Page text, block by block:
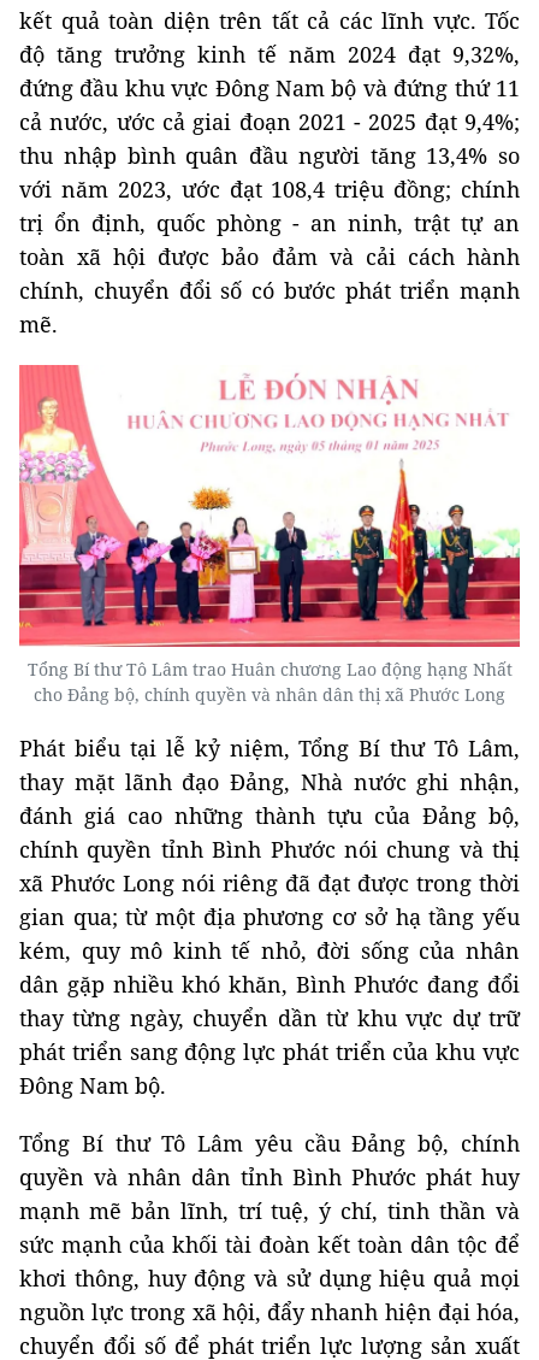
kết quả toàn diện trên tất cả các lĩnh vực. Tốc
độ tăng trưởng kinh tế năm 2024 đạt 9,32%,
đứng đầu khu vực Đông Nam bộ và đứng thứ 11
cả nước, ước cả giai đoạn 2021 - 2025 đạt 9,4%;
thu nhập bình quân đầu người tăng 13,4% so
với năm 2023, ước đạt 108,4 triệu đồng; chính
trị ổn định, quốc phòng - an ninh, trật tự an
toàn xã hội được bảo đảm và cải cách hành
chính, chuyển đổi số có bước phát triển mạnh
mẽ.
Tổng Bí thư Tô Lâm trao Huân chương Lao động hạng Nhất
cho Đảng bộ, chính quyền và nhân dân thị xã Phước Long
Phát biểu tại lễ kỷ niệm, Tổng Bí thư Tô Lâm,
thay mặt lãnh đạo Đảng, Nhà nước ghi nhận,
đánh giá cao những thành tựu của Đảng bộ,
chính quyền tỉnh Bình Phước nói chung và thị
xã Phước Long nói riêng đã đạt được trong thời
gian qua; từ một địa phương cơ sở hạ tầng yếu
kém, quy mô kinh tế nhỏ, đời sống của nhân
dân gặp nhiều khó khăn, Bình Phước đang đổi
thay từng ngày, chuyển dần từ khu vực dự trữ
phát triển sang động lực phát triển của khu vực
Đông Nam bộ.
Tổng Bí thư Tô Lâm yêu cầu Đảng bộ, chính
quyền và nhân dân tỉnh Bình Phước phát huy
mạnh mẽ bản lĩnh, trí tuệ, ý chí, tinh thần và
sức mạnh của khối tài đoàn kết toàn dân tộc để
khơi thông, huy động và sử dụng hiệu quả mọi
nguồn lực trong xã hội, đẩy nhanh hiện đại hóa,
chuyển đổi số để phát triển lực lượng sản xuất